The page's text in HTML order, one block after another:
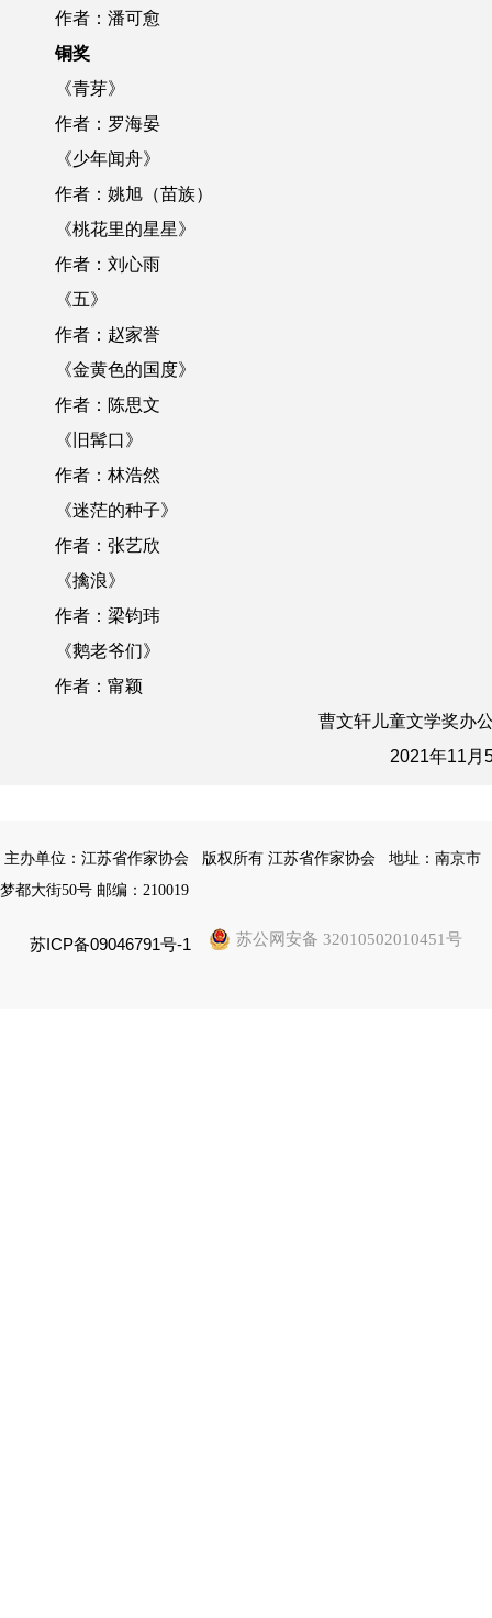
作者：潘可愈
铜奖
《青芽》
作者：罗海晏
《少年闻舟》
作者：姚旭（苗族）
《桃花里的星星》
作者：刘心雨
《五》
作者：赵家誉
《金黄色的国度》
作者：陈思文
《旧髯口》
作者：林浩然
《迷茫的种子》
作者：张艺欣
《擒浪》
作者：梁钧玮
《鹅老爷们》
作者：甯颖
曹文轩儿童文学奖办
2021年11月
主办单位：江苏省作家协会 版权所有 江苏省作家协会
地址：南京市
梦都大街50号 邮编：210019
苏ICP备09046791号-1 苏公网安备 32010502010451号